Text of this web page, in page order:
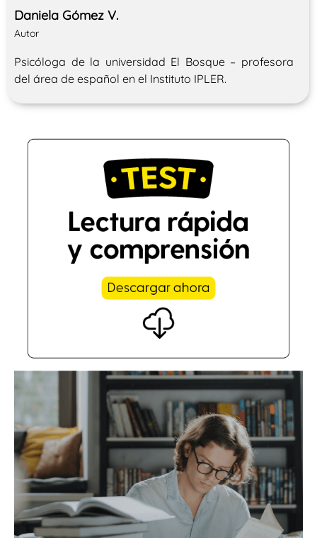
Daniela Gómez V.
Autor
Psicóloga de la universidad El Bosque – profesora
del área de español en el Instituto IPLER.